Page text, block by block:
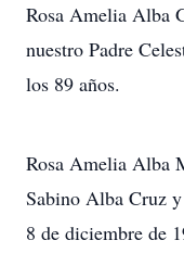
Rosa Amelia Alba
nuestro Padre
los 89 años.
Rosa Amelia Alba
Sabino Alba Cruz
8 de diciembre de